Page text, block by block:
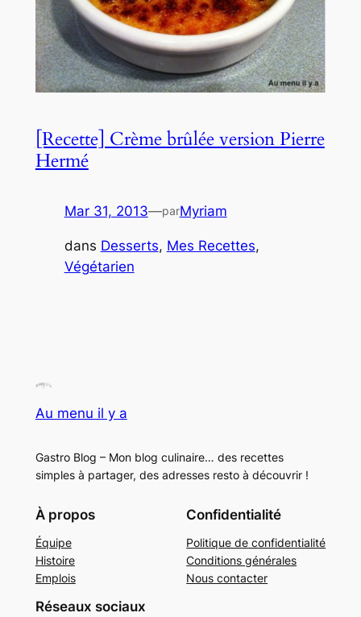
[Recette] Crème brûlée version Pierre
Hermé
Mar 31, 2013—parMyriam
dans Desserts, Mes Recettes
Végétarien
Au menu il y a
Gastro Blog – Mon blog culinaire… des recettes
simples à partager, des adresses resto à découvrir !
À propos
Équipe
Histoire
Emplois
Confidentialité
Politique de confidentialité
Conditions générales
Nous contacter
Réseaux sociaux